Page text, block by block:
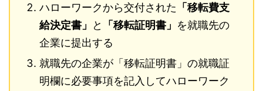
ハローワークから交付された 「移転費支
給決定書」
と 「移転証明書」 を就職先の
企業に提出する
就職先の企業が「移転証明書」の就職証
明欄に必要事項を記入してハローワーク